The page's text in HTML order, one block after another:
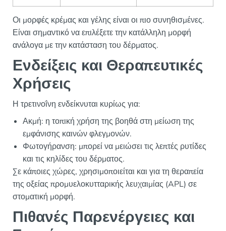
Οι μορφές κρέμας και γέλης είναι οι πιο συνηθισμένες.
Είναι σημαντικό να επιλέξετε την κατάλληλη μορφή
ανάλογα με την κατάσταση του δέρματος.
Ενδείξεις και Θεραπευτικές
Χρήσεις
Η τρετινοΐνη ενδείκνυται κυρίως για:
Ακμή: η τοπική χρήση της βοηθά στη μείωση της
εμφάνισης καινών φλεγμονών.
Φωτογήρανση: μπορεί να μειώσει τις λεπτές ρυτίδες
και τις κηλίδες του δέρματος.
Σε κάποιες χώρες, χρησιμοποιείται και για τη θεραπεία
της οξείας προμυελοκυτταρικής λευχαιμίας (APL) σε
στοματική μορφή.
Πιθανές Παρενέργειες και